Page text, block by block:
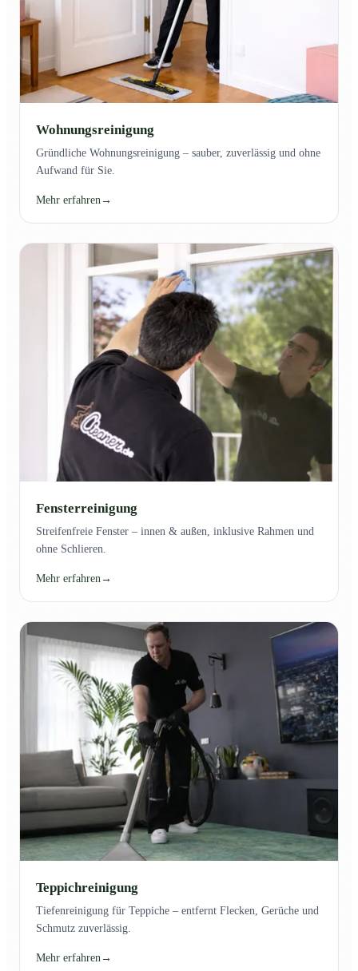
Wohnungsreinigung
Gründliche Wohnungsreinigung – sauber, zuverlässig und ohne
Aufwand für Sie.
Mehr erfahren →
Fensterreinigung
Streifenfreie Fenster – innen & außen, inklusive Rahmen und
ohne Schlieren.
Mehr erfahren→
Teppichreinigung
Tiefenreinigung für Teppiche – entfernt Flecken, Gerüche und
Schmutz zuverlässig.
Mehr erfahren →